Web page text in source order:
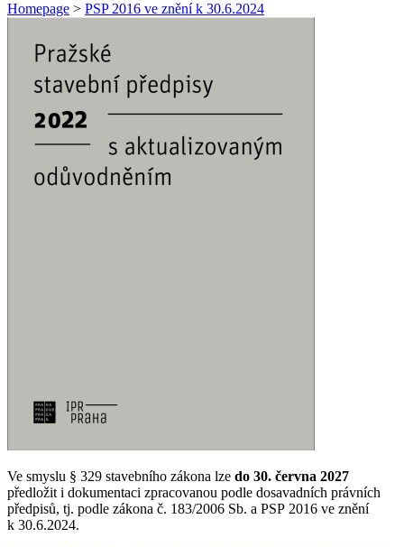
Homepage > PSP 2016 ve znění k 30.6.2024
Ve smyslu § 329 stavebního zákona lze do 30. června 2027
předložit i dokumentaci zpracovanou podle dosavadních právních
předpisů, tj. podle zákona č. 183/2006 Sb. a PSP 2016 ve znění
k 30.6.2024.